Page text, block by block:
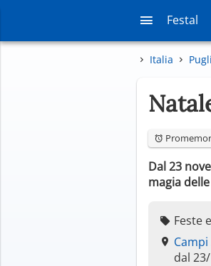
Festal
Italia
Dal 23
magia
Feste
dal